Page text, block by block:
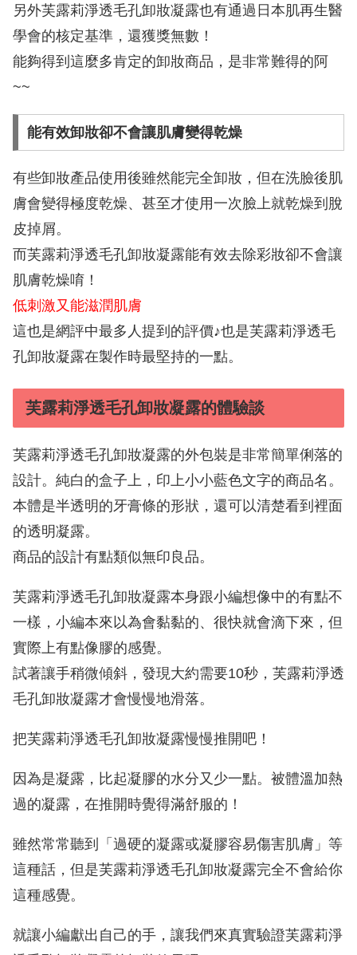
另外芙露莉淨透毛孔卸妝凝露也有通過日本肌再生醫
學會的核定基準，還獲獎無數！
能夠得到這麼多肯定的卸妝商品，是非常難得的阿
~~
能有效卸妝卻不會讓肌膚變得乾燥
有些卸妝產品使用後雖然能完全卸妝，但在洗臉後肌
膚會變得極度乾燥、甚至才使用一次臉上就乾燥到脫
皮掉屑。
而芙露莉淨透毛孔卸妝凝露能有效去除彩妝卻不會讓
肌膚乾燥唷！
低刺激又能滋潤肌膚
這也是網評中最多人提到的評價♪也是芙露莉淨透毛
孔卸妝凝露在製作時最堅持的一點。
芙露莉淨透毛孔卸妝凝露的體驗談
芙露莉淨透毛孔卸妝凝露的外包裝是非常簡單俐落的
設計。純白的盒子上，印上小小藍色文字的商品名。
本體是半透明的牙膏條的形狀，還可以清楚看到裡面
的透明凝露。
商品的設計有點類似無印良品。
芙露莉淨透毛孔卸妝凝露本身跟小編想像中的有點不
一樣，小編本來以為會黏黏的、很快就會滴下來，但
實際上有點像膠的感覺。
試著讓手稍微傾斜，發現大約需要10秒，芙露莉淨透
毛孔卸妝凝露才會慢慢地滑落。
把芙露莉淨透毛孔卸妝凝露慢慢推開吧！
因為是凝露，比起凝膠的水分又少一點。被體溫加熱
過的凝露，在推開時覺得滿舒服的！
雖然常常聽到「過硬的凝露或凝膠容易傷害肌膚」等
這種話，但是芙露莉淨透毛孔卸妝凝露完全不會給你
這種感覺。
就讓小編獻出自己的手，讓我們來真實驗證芙露莉淨